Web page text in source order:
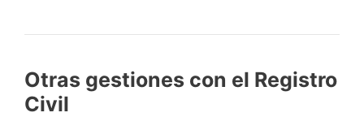
Otras gestiones con el Registro
Civil